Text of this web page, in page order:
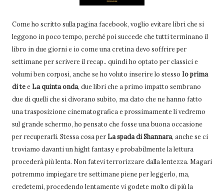
Come ho scritto sulla pagina facebook, voglio evitare libri che si
leggono in poco tempo, perché poi succede che tutti terminano il
libro in due giorni e io come una cretina devo soffrire per
settimane per scrivere il recap.. quindi ho optato per classici e
volumi ben corposi, anche se ho voluto inserire lo stesso Io prima
di tee La quinta onda, due libri che a primo impatto sembrano
due di quelli che si divorano subito, ma dato che ne hanno fatto
una trasposizione cinematografica e prossimamente li vedremo
sul grande schermo, ho pensato che fosse una buona occasione
per recuperarli. Stessa cosa per La spada di Shannara, anche se ci
troviamo davanti un hight fantasy e probabilmente la lettura
procederà più lenta. Non fatevi terrorizzare dalla lentezza. Magari
potremmo impiegare tre settimane piene per leggerlo, ma,
credetemi, procedendo lentamente vi godete molto di più la